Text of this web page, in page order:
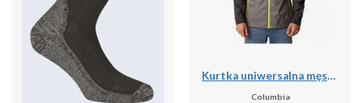
Kurtka uniwersalna męska Columbia Inner Limits Ii Jacket
Columbia